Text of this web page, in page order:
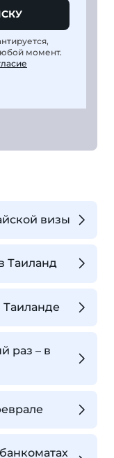
момент.
визы
Таиланд
Таиланде
раз – в